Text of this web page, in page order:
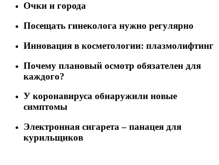
Очки и города
Посещать гинеколога нужно регулярно
Инновация в косметологии: плазмолифтинг
Почему плановый осмотр обязателен для
каждого?
У коронавируса обнаружили новые
симптомы
Электронная сигарета – панацея для
курильщиков